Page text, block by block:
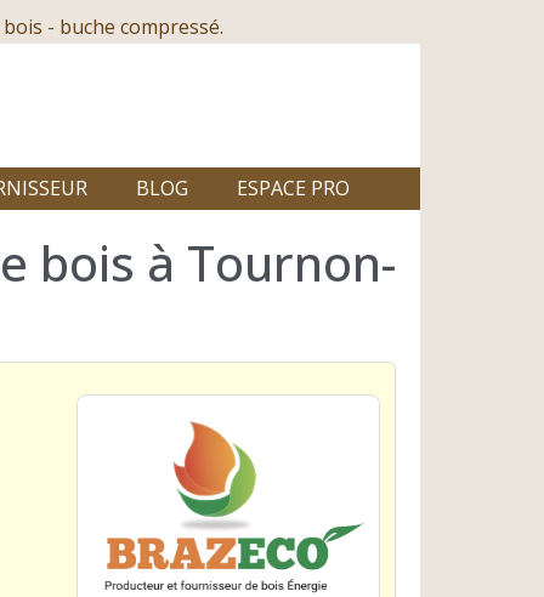
- buche compressé.
BLOG ESPACE PRO
bois à Tournon-